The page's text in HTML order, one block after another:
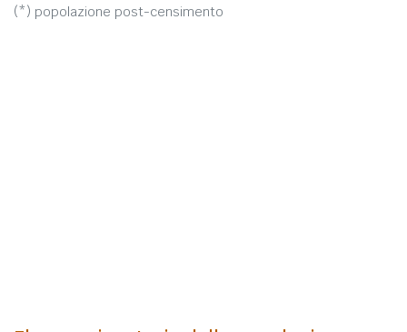
(*) popolazione post-censimento